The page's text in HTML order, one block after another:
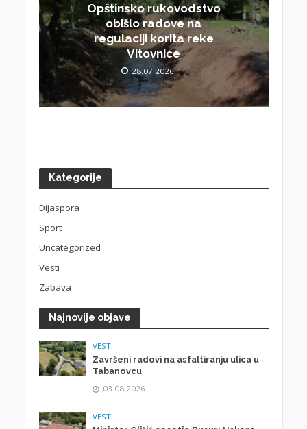
Opštinsko rukovodstvo
obišlo radove na
regulaciji korita reke
Vitovnice
28.07.2026.
Kategorije
Dijaspora
Sport
Uncategorized
Vesti
Zabava
Najnovije objave
VESTI
Završeni radovi na asfaltiranju ulica u
Tabanovcu
03.08.2026.
VESTI